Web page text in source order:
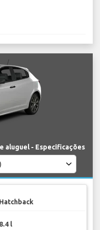
aluguel - Especificações
Hatchback
8.4 l